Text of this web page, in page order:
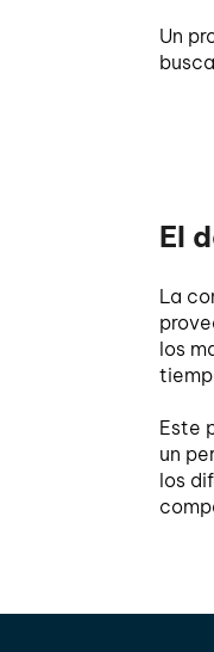
Un
El
La
los
Este
un
los